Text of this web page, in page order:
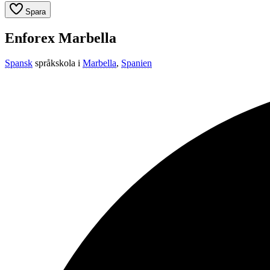
Spara
Enforex Marbella
Spansk språkskola i Marbella, Spanien